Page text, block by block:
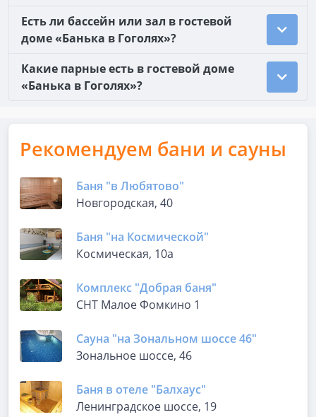
Есть ли бассейн или зал в гостевой
доме «Банька в Гоголях»?
Какие парные есть в гостевой доме
«Банька в Гоголях»?
Рекомендуем бани и сауны
Баня "в Любятово"
Новгородская, 40
Баня "на Космической"
Космическая, 10а
Комплекс "Добрая баня"
СНТ Малое Фомкино 1
Сауна "на Зональном шоссе 46"
Зональное шоссе, 46
Баня в отеле "Балхаус"
Ленинградское шоссе, 19